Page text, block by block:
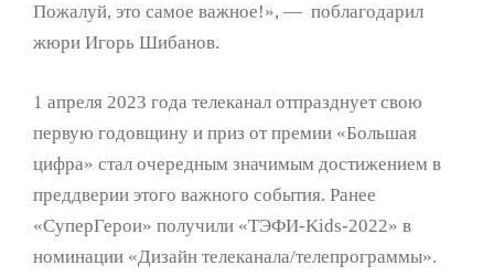
Пожалуй, это самое важное!», — поблагодарил
жюри Игорь Шибанов.
1 апреля 2023 года телеканал отпразднует свою
первую годовщину и приз от премии «Большая
цифра» стал очередным значимым достижением в
преддверии этого важного события. Ранее
«СуперГерои» получили «ТЭФИ-Kids-2022» в
номинации «Дизайн телеканала/телепрограммы».